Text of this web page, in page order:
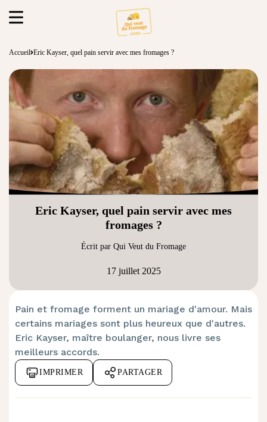
Accueil Eric Kayser, quel pain servir avec mes fromages ?
Eric Kayser, quel pain servir avec mes
fromages ?
Écrit par Qui Veut du Fromage
17 juillet 2025
Pain et fromage forment un mariage d'amour. Mais
certains mariages sont plus heureux que d'autres.
Eric Kayser, maître boulanger, nous livre ses
meilleurs accords.
IMPRIMER PARTAGER